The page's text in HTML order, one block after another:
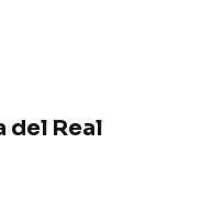
del Real